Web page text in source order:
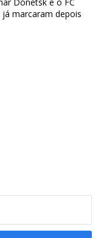
já marcaram depois